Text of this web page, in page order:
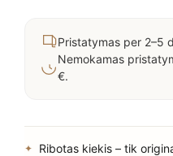
Pristatymas per 2–5
Nemokamas
€.
Ribotas kiekis – tik